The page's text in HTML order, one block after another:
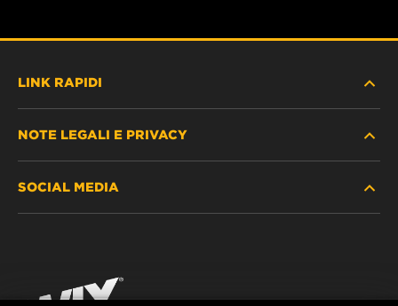
LINK RAPIDI
DOVE ACQUISTARE
CONTATTACI
NOTE LEGALI E PRIVACY
IMPRESSUM
SOCIAL MEDIA